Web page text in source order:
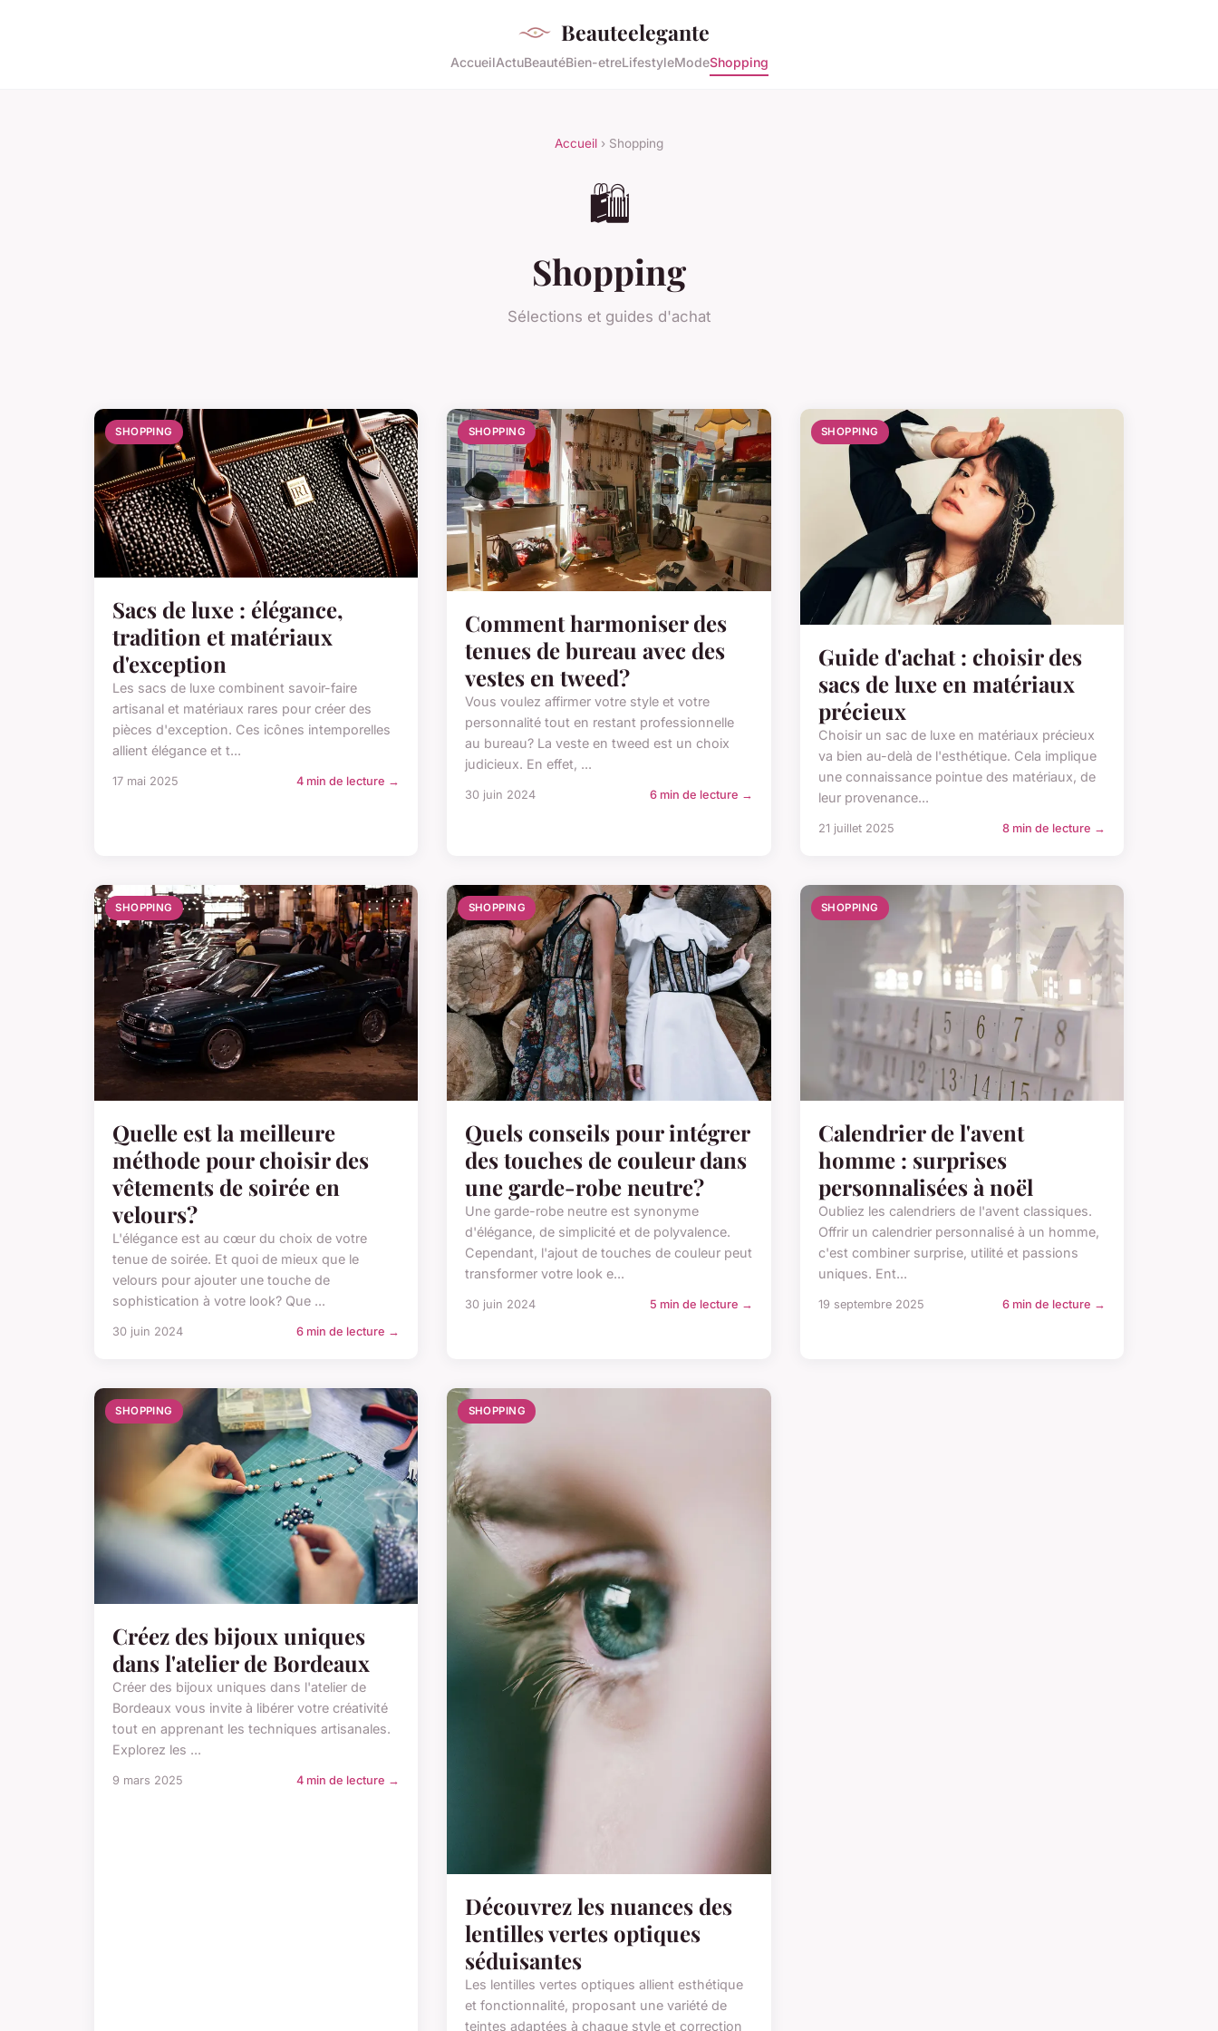
Beauteelegante
AccueilActuBeautéBien-etreLifestyleModeShopping
Accueil › Shopping
🛍️
Shopping
Sélections et guides d'achat
SHOPPING
Sacs de luxe : élégance,
tradition et matériaux
d'exception
Les sacs de luxe combinent savoir-faire
artisanal et matériaux rares pour créer des
pièces d'exception. Ces icônes intemporelles
allient élégance et t...
17 mai 2025 4 min de lecture →
SHOPPING
Comment harmoniser des
tenues de bureau avec des
vestes en tweed?
Vous voulez affirmer votre style et votre
personnalité tout en restant professionnelle
au bureau? La veste en tweed est un choix
judicieux. En effet, ...
30 juin 2024 6 min de lecture →
SHOPPING
Guide d'achat : choisir des
sacs de luxe en matériaux
précieux
Choisir un sac de luxe en matériaux précieux
va bien au-delà de l'esthétique. Cela implique
une connaissance pointue des matériaux, de
leur provenance...
21 juillet 2025 8 min de lecture →
SHOPPING
Quelle est la meilleure
méthode pour choisir des
vêtements de soirée en
velours?
L'élégance est au cœur du choix de votre
tenue de soirée. Et quoi de mieux que le
velours pour ajouter une touche de
sophistication à votre look? Que ...
30 juin 2024 6 min de lecture →
SHOPPING
Quels conseils pour intégrer
des touches de couleur dans
une garde-robe neutre?
Une garde-robe neutre est synonyme
d'élégance, de simplicité et de polyvalence.
Cependant, l'ajout de touches de couleur peut
transformer votre look e...
30 juin 2024 5 min de lecture →
SHOPPING
Calendrier de l'avent
homme : surprises
personnalisées à noël
Oubliez les calendriers de l'avent classiques.
Offrir un calendrier personnalisé à un homme,
c'est combiner surprise, utilité et passions
uniques. Ent...
19 septembre 2025 6 min de lecture →
SHOPPING
Créez des bijoux uniques
dans l'atelier de Bordeaux
Créer des bijoux uniques dans l'atelier de
Bordeaux vous invite à libérer votre créativité
tout en apprenant les techniques artisanales.
Explorez les ...
9 mars 2025 4 min de lecture →
SHOPPING
Découvrez les nuances des
lentilles vertes optiques
séduisantes
Les lentilles vertes optiques allient esthétique
et fonctionnalité, proposant une variété de
teintes adaptées à chaque style et correction